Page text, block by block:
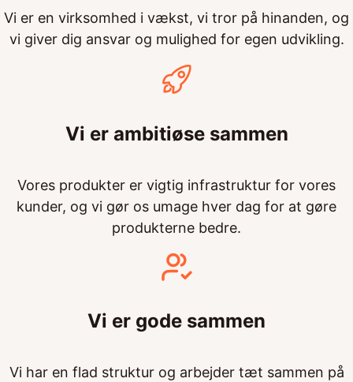
Vi er en virksomhed i vækst, vi tror på hinanden, og
vi giver dig ansvar og mulighed for egen udvikling.
Vi er ambitiøse sammen
Vores produkter er vigtig infrastruktur for vores
kunder, og vi gør os umage hver dag for at gøre
produkterne bedre.
Vi er gode sammen
Vi har en flad struktur og arbejder tæt sammen på